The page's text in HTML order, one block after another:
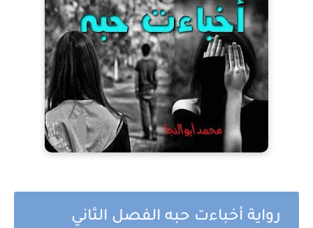
رواية أخباءت حبه الفصل الثاني